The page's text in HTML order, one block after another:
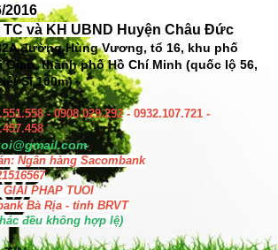
2016
và KH UBND Huyện Châu Đức
đường Hùng Vương, tổ 16, khu phố
Giao, thành phố Hồ Chí Minh (quốc lộ 56,
Sĩ 100m)
- 0908.029.292 - 0932.107.721 -
Ngân hàng Sacombank
PHAP TUOI
Bà Rịa - tỉnh BRVT
đều không hợp lệ)